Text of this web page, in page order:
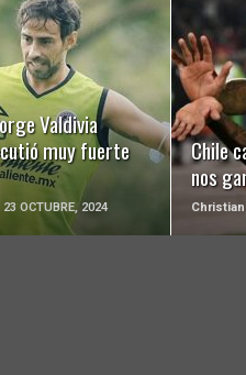
Valdivia
muy fuerte
23 OCTUBRE, 2024
MÁS
Chile
nos
Christian